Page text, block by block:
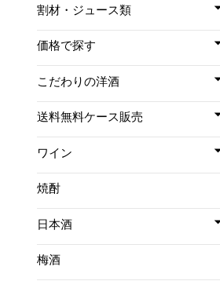
割材・ジュース類
価格で探す
こだわりの洋酒
送料無料ケース販売
ワイン
焼酎
日本酒
梅酒